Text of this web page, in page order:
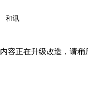
和讯
内容正在升级改造，请稍